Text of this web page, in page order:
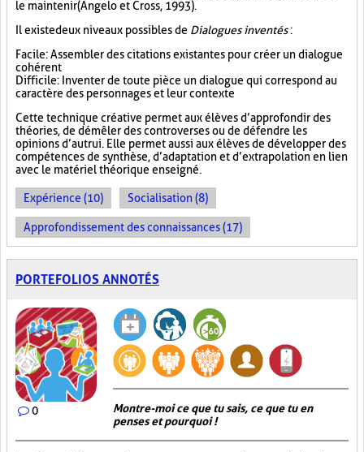
le maintenir (Angelo et Cross, 1993).
Il existe deux niveaux possibles de Dialogues inventés:
Facile : Assembler des citations existantes pour créer un dialogue
cohérent
Difficile : Inventer de toute pièce un dialogue qui correspond au
caractère des personnages et leur contexte
Cette technique créative permet aux élèves d’approfondir des
théories, de démêler des controverses ou de défendre les
opinions d’autrui. Elle permet aussi aux élèves de développer des
compétences de synthèse, d’adaptation et d’extrapolation en lien
avec le matériel théorique enseigné.
Expérience (10) Socialisation (8)
Approfondissement des connaissances (17)
PORTEFOLIOS ANNOTÉS
0
Montre-moi ce que tu sais, ce que tu en
penses et pourquoi !